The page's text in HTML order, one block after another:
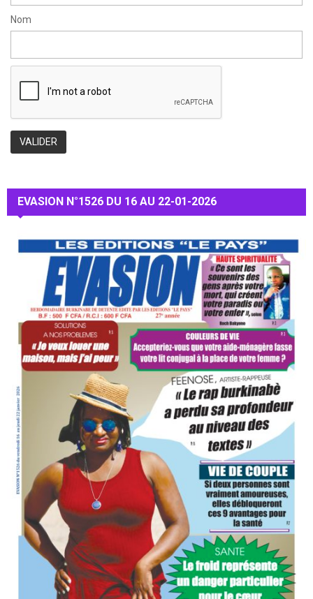
Nom
EVASION N°1526 DU 16 AU 22-01-2026